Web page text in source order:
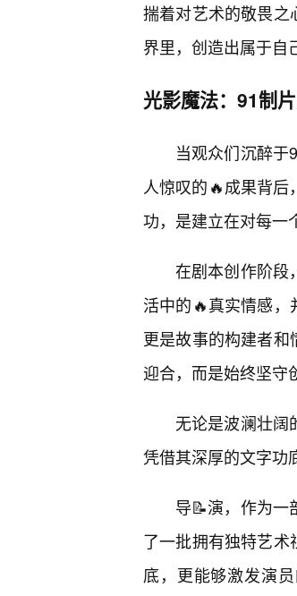
揣着对艺术的敬畏之
界里，创造出属于自
光影魔法：91制
当观众们沉醉于
人惊叹的🔥成果背
功，是建立在对每一
在剧本创作阶段
活中的🔥真实情感，
更是故事的构建者
迎合，而是始终坚守
无论是波澜壮阔
凭借其深厚的文字功
导📝演，作为一
了一批拥有独特艺
底，更能够激发演